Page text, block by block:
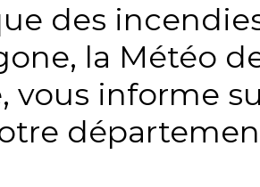
des
la Météo
vous informe